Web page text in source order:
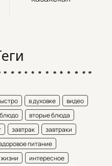
в духовке
видео
вторые блюда
завтрак
завтраки
питание
интересное